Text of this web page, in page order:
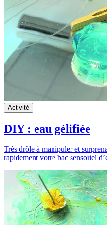
Activité
DIY : eau gélifiée
Très drôle à manipuler et
rapidement votre bac sensoriel